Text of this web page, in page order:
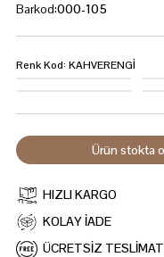
Barkod:000-105
Renk Kod: KAHVERENGİ
Ürün stokta
HIZLI KARGO
KOLAY İADE
ÜCRETSİZ TESLİMAT